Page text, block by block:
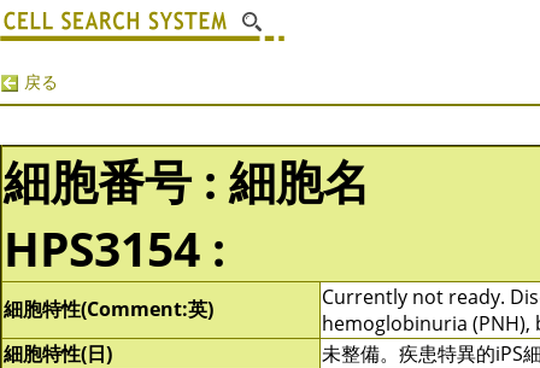
戻る
細胞番号 : 細胞名
HPS3154 :
細胞特性(Comment:英)
Currently not ready.
hemoglobinuria
細胞特性(日)
未整備。疾患特異的iPS